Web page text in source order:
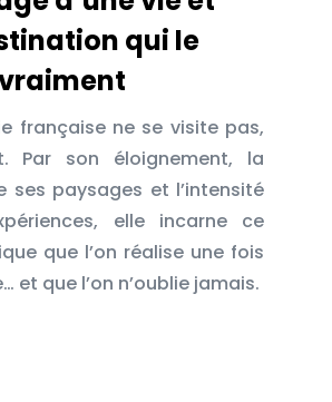
qui le
française ne se visite pas,
Par son éloignement, la
ses paysages et l’intensité
elle incarne ce
que l’on réalise une fois
et que l’on n’oublie jamais.